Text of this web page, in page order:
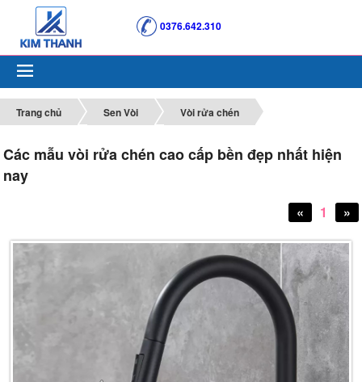
0376.642.310
Trang chủ Sen Vòi Vòi rửa chén
Các mẫu vòi rửa chén cao cấp bền đẹp nhất hiện
nay
« 1 »